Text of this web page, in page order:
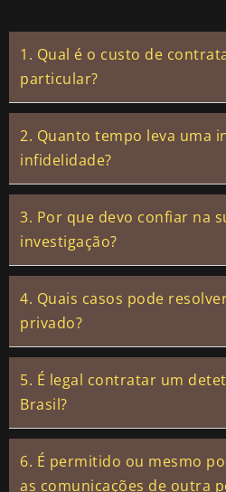
1. Qual é o custo de
particular?
2. Quanto tempo leva uma
infidelidade?
3. Por que devo confiar na
investigação?
4. Quais casos pode
privado?
5. É legal contratar um
Brasil?
6. É permitido ou mesmo
as comunicações de outra